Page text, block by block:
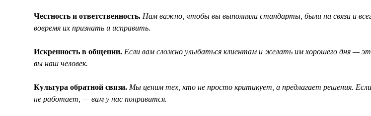
Честность и ответственность. Нам важно, чтобы вы выполняли стандарты, были на связи и
вовремя их признать и исправить.
Искренность в общении. Если вам сложно улыбаться клиентам и желать им хорошего дня —
вы наш человек.
Культура обратной связи. Мы ценим тех, кто не просто критикует, а предлагает решения.
не работает, — вам у нас понравится.